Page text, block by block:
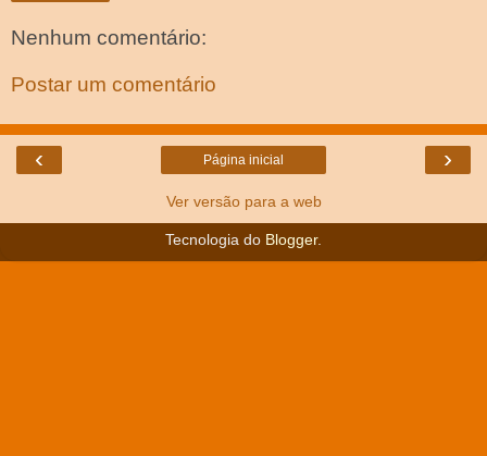
Nenhum comentário:
Postar um comentário
‹ ›
Página inicial
Ver versão para a web
Tecnologia do Blogger.